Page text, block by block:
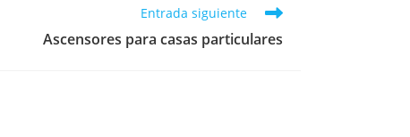
Entrada siguiente
Ascensores para casas particulares